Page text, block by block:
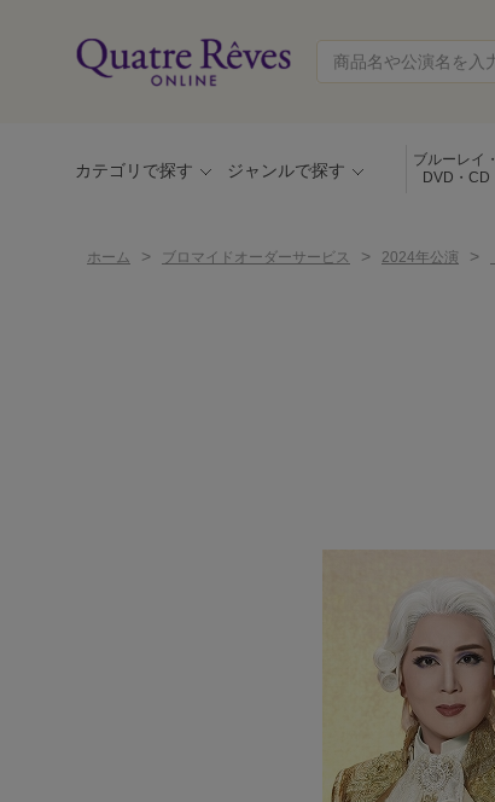
カテゴリで探す ジャンルで探す
ブルーレイ・
DVD・CD
ホーム > ブロマイドオーダーサービス > 2024年公演 >